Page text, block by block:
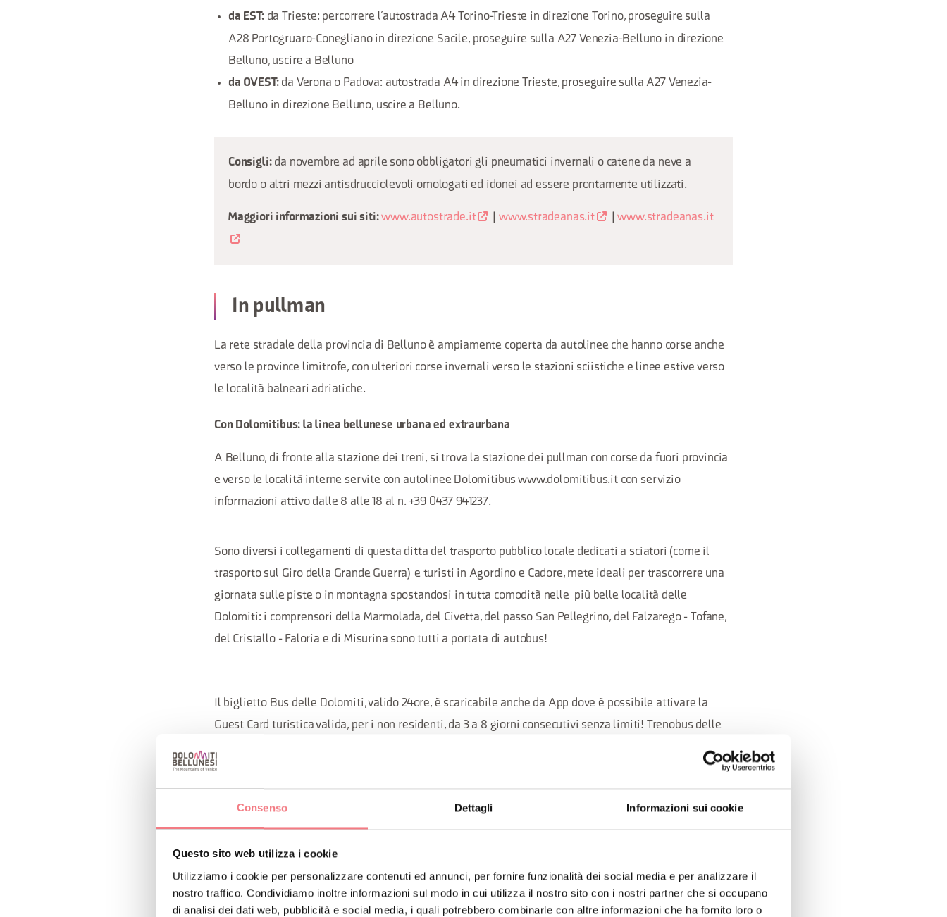
Consenso Dettagli Informazioni sui cookie
Questo sito web utilizza i cookie
Utilizziamo i cookie per personalizzare contenuti ed annunci, per fornire funzionalità dei social media e per analizzare il
nostro traffico. Condividiamo inoltre informazioni sul modo in cui utilizza il nostro sito con i nostri partner che si occupano
di analisi dei dati web, pubblicità e social media, i quali potrebbero combinarle con altre informazioni che ha fornito loro o
da EST: da Trieste: percorrere l’autostrada A4 Torino-Trieste in direzione Torino, proseguire sulla
A28 Portogruaro-Conegliano in direzione Sacile, proseguire sulla A27 Venezia-Belluno in direzione
Belluno, uscire a Belluno
da OVEST: da Verona o Padova: autostrada A4 in direzione Trieste, proseguire sulla A27 Venezia-
Belluno in direzione Belluno, uscire a Belluno.
Consigli: da novembre ad aprile sono obbligatori gli pneumatici invernali o catene da neve a
bordo o altri mezzi antisdrucciolevoli omologati ed idonei ad essere prontamente utilizzati.
Maggiori informazioni sui siti:www.autostrade.it www.stradeanas.it |www.stradeanas.it
In pullman
La rete stradale della provincia di Belluno è ampiamente coperta da autolinee che hanno corse anche
verso le province limitrofe, con ulteriori corse invernali verso le stazioni sciistiche e linee estive verso
le località balneari adriatiche.
Con Dolomitibus: la linea bellunese urbana ed extraurbana
A Belluno, di fronte alla stazione dei treni, si trova la stazione dei pullman con corse da fuori provincia
e verso le località interne servite con autolinee Dolomitibus www.dolomitibus.it con servizio
informazioni attivo dalle 8 alle 18 al n. +39 0437 941237.
Sono diversi i collegamenti di questa ditta del trasporto pubblico locale dedicati a sciatori (come il
trasporto sul Giro della Grande Guerra) e turisti in Agordino e Cadore, mete ideali per trascorrere una
giornata sulle piste o in montagna spostandosi in tutta comodità nelle più belle località delle
Dolomiti: i comprensori della Marmolada, del Civetta, del passo San Pellegrino, del Falzarego - Tofane,
del Cristallo - Faloria e di Misurina sono tutti a portata di autobus!
Il biglietto Bus delle Dolomiti, valido 24ore, è scaricabile anche da App dove è possibile attivare la
Guest Card turistica valida, per i non residenti, da 3 a 8 giorni consecutivi senza limiti! Trenobus delle
festivi collega i trasporti provenienti da Venezia, Vicenza e Padova. Ulteriori sconti sono previsti per gli
abbonati di VenetoUnica: la card di Trenitalia e Dolomitibus.
Con l’App di Dolomitibus è infine possibile già calcolare tempi e orari di spostamento.
Maggiori informazionisul sitoDolomitibus o sull' APP